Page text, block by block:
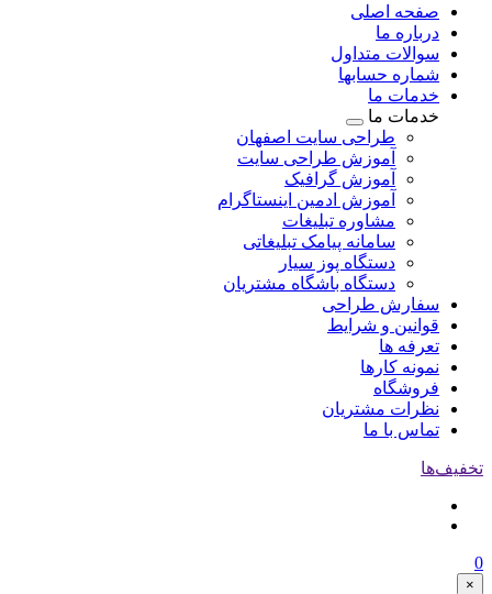
صفحه اصلی
درباره ما
سوالات متداول
شماره حسابها
خدمات ما
خدمات ما
طراحی سایت اصفهان
آموزش طراحی سایت
آموزش گرافیک
آموزش ادمین اینستاگرام
مشاوره تبلیغات
سامانه پیامک تبلیغاتی
دستگاه پوز سیار
دستگاه باشگاه مشتریان
سفارش طراحی
قوانین و شرایط
تعرفه ها
نمونه کارها
فروشگاه
نظرات مشتریان
تماس با ما
تخفیف‌ها
0
×